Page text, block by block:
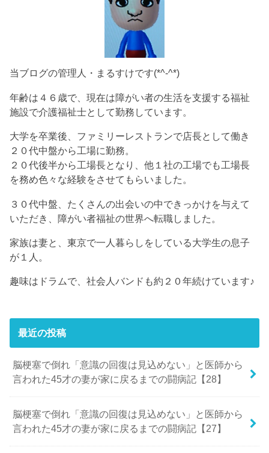
当ブログの管理人・まるすけです(*^-^*)
年齢は４６歳で、現在は障がい者の生活を支援する福祉
施設で介護福祉士として勤務しています。
大学を卒業後、ファミリーレストランで店長として働き
２０代中盤から工場に勤務。
２０代後半から工場長となり、他１社の工場でも工場長
を務め色々な経験をさせてもらいました。
３０代中盤、たくさんの出会いの中できっかけを与えて
いただき、障がい者福祉の世界へ転職しました。
家族は妻と、東京で一人暮らしをしている大学生の息子
が１人。
趣味はドラムで、社会人バンドも約２０年続けています♪
最近の投稿
脳梗塞で倒れ「意識の回復は見込めない」と医師から
言われた45才の妻が家に戻るまでの闘病記【28】
脳梗塞で倒れ「意識の回復は見込めない」と医師から
言われた45才の妻が家に戻るまでの闘病記【27】